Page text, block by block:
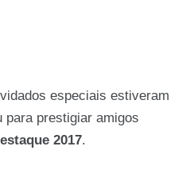
especiais estiveram
para prestigiar amigos
2017.